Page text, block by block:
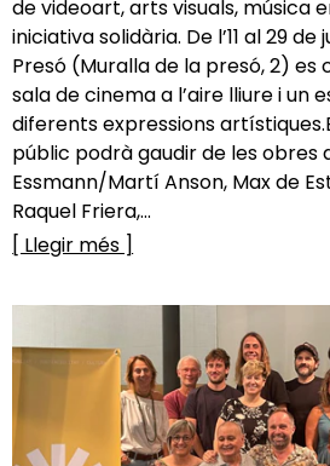
de videoart, arts visuals, música
iniciativa solidària. De l’11 al 29
Presó (Muralla de la presó, 2) es
sala de cinema a l’aire lliure i un
diferents expressions
públic podrà gaudir de les obres
Essmann/Martí Anson, Max de
Raquel Friera,...
[ Llegir més ]